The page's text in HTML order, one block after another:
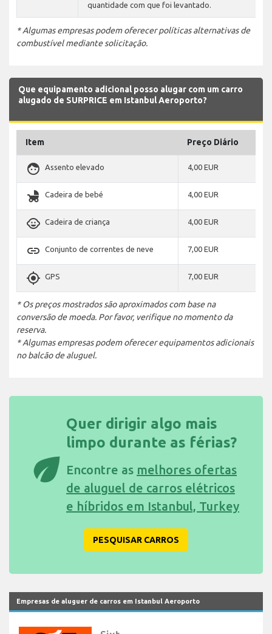
quantidade com que foi levantado.
* Algumas empresas podem oferecer políticas alternativas de
combustível mediante solicitação.
Que equipamento adicional posso alugar com um carro
alugado de SURPRICE em Istanbul Aeroporto?
Item Preço Diário
face Assento elevado 4,00 EUR
child_friendly Cadeira de bebé 4,00 EUR
child_care Cadeira de criança 4,00 EUR
link Conjunto de correntes de neve 7,00 EUR
gps_fixed GPS 7,00 EUR
* Os preços mostrados são aproximados com base na
conversão de moeda. Por favor, verifique no momento da
reserva.
* Algumas empresas podem oferecer equipamentos adicionais
no balcão de aluguel.
eco
Quer dirigir algo mais
limpo durante as férias?
Encontre as melhores ofertas
de aluguel de carros elétricos
e híbridos em Istanbul, Turkey
PESQUISAR CARROS
Empresas de aluguer de carros em Istanbul Aeroporto